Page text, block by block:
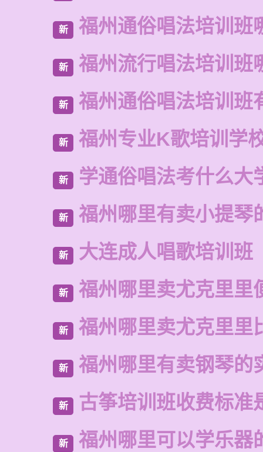
新 福州通俗唱法培训班
新 福州流行唱法培训班
新 福州通俗唱法培训班
新 福州专业K歌培训学
新 学通俗唱法考什么大
新 福州哪里有卖小提琴
新 大连成人唱歌培训班
新 福州哪里卖尤克里里
新 福州哪里卖尤克里里
新 福州哪里有卖钢琴的
新 古筝培训班收费标准
新 福州哪里可以学乐器